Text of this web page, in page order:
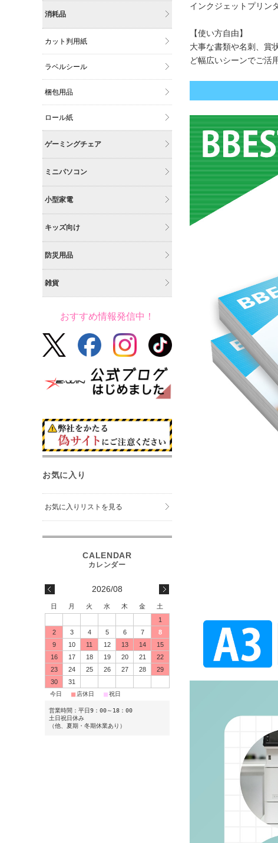
インクジェットプリン
【使い方自由】
大事な書類や名刺、賞
ど幅広いシーンでご活
消耗品
カット判用紙
ラベルシール
梱包用品
ロール紙
ゲーミングチェア
ミニパソコン
小型家電
キッズ向け
防災用品
雑貨
おすすめ情報発信中！
お気に入り
お気に入りリストを見る
2026/08
日 月 火 水 木 金
土
1
2
3 4 5 6 7
8
9
10 11 12 13 14
15
16
17 18 19 20 21
22
23
24 25 26 27 28
29
30
31
今日 ■ 店休日 ■ 祝日
営業時間：平日9：00～18：00
土日祝日休み
（他、夏期・冬期休業あり）